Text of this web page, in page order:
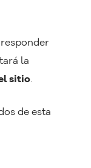
la
sitio.
de esta